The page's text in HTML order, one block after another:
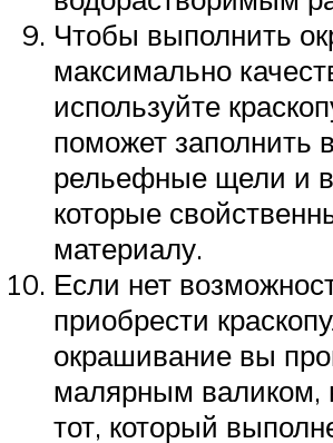
Чтобы выполнить
максимально
используйте
поможет заполнить
рельефные щели и
которые
материалу.
Если нет
приобрести
окрашивание вы
малярным валиком,
тот, который